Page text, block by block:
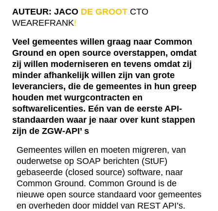
AUTEUR: JACO DE GROOT CTO
WEAREFRANK!
Veel gemeentes willen graag naar Common
Ground en open source overstappen, omdat
zij willen moderniseren en tevens omdat zij
minder afhankelijk willen zijn van grote
leveranciers, die de gemeentes in hun greep
houden met wurgcontracten en
softwarelicenties. Eén van de eerste API-
standaarden waar je naar over kunt stappen
zijn de ZGW-API’ s
Gemeentes willen en moeten migreren, van
ouderwetse op SOAP berichten (StUF)
gebaseerde (closed source) software, naar
Common Ground. Common Ground is de
nieuwe open source standaard voor gemeentes
en overheden door middel van REST API’s.